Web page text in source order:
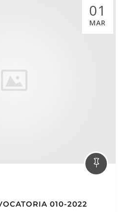
01
MAR
010-2022